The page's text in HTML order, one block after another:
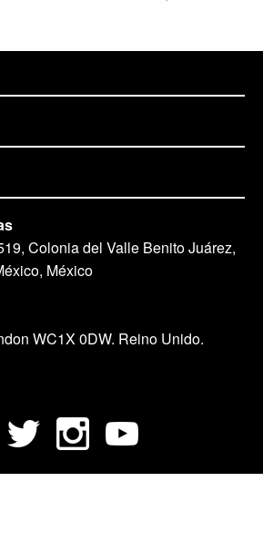
Colonia del Valle Benito Juárez,
México
WC1X 0DW. Reino Unido.